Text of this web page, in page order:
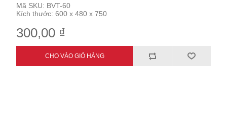
Mã SKU: BVT-60
Kích thước: 600 x 480 x 750
300,00 ₫